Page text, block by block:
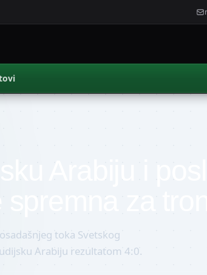
Arabiju i
za
toka Svetskog
Arabiju rezultatom 4:0.